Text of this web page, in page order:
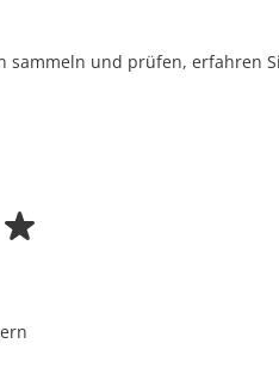
sammeln und prüfen, erfahren